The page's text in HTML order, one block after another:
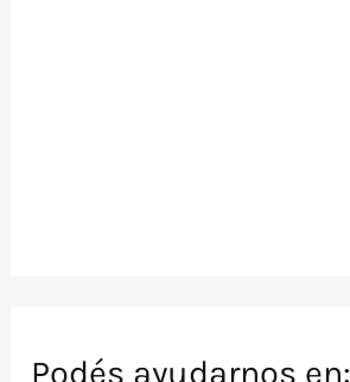
Podés ayudarnos en: